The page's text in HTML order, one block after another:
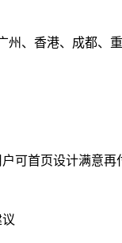
州、香港、成都、
可首页设计满意再